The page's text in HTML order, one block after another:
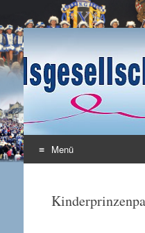
1884 e.V.
Enkirch / Mosel
Menü